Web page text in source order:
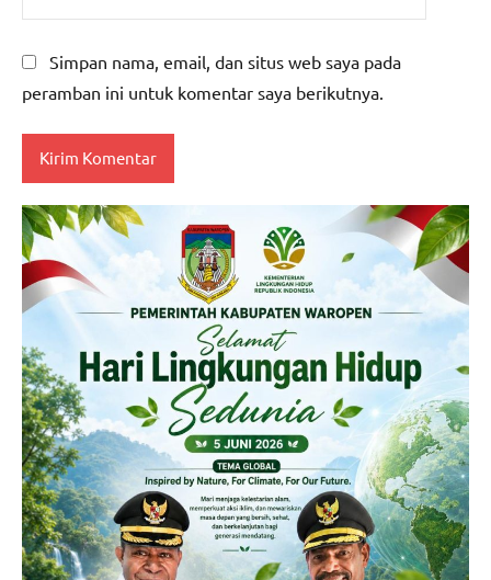
Simpan nama, email, dan situs web saya pada
peramban ini untuk komentar saya berikutnya.